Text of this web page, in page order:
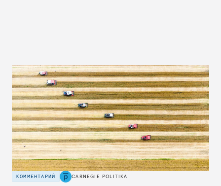
КОММЕНТАРИЙ CARNEGIE POLITIKA